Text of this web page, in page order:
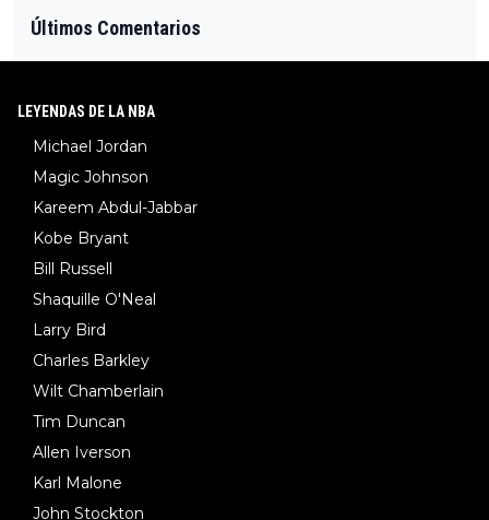
Últimos Comentarios
LEYENDAS DE LA NBA
Michael Jordan
Magic Johnson
Kareem Abdul-Jabbar
Kobe Bryant
Bill Russell
Shaquille O'Neal
Larry Bird
Charles Barkley
Wilt Chamberlain
Tim Duncan
Allen Iverson
Karl Malone
John Stockton